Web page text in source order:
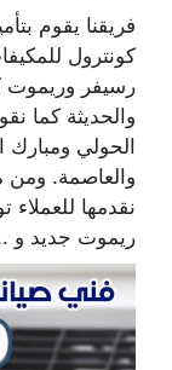
فريقنا يقوم
كونترول
رسيفر وريموت
والحديثة كما
الحولي ومبارك
والعاصمة. ومن
نقدمها
ريموت جديد و